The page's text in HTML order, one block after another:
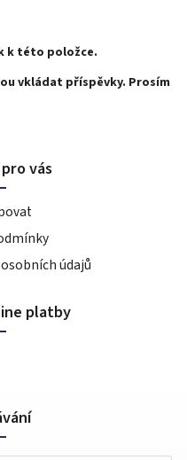
k této položce.
vkládat příspěvky. Prosím
vás
údajů
platby